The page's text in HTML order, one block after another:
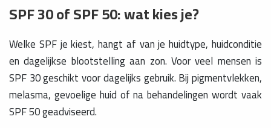
SPF 30 of SPF 50: wat kies je?
Welke SPF je kiest, hangt af van je huidtype, huidconditie
en dagelijkse blootstelling aan zon. Voor veel mensen is
SPF 30 geschikt voor dagelijks gebruik. Bij pigmentvlekken,
melasma, gevoelige huid of na behandelingen wordt vaak
SPF 50 geadviseerd.